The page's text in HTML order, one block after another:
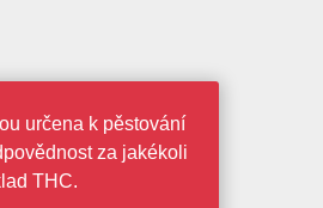
určena k pěstování
za jakékoli
THC.